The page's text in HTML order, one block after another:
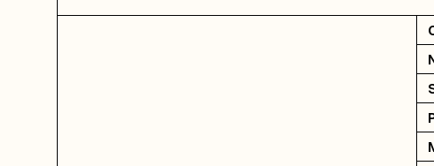
Sezione di Bassano del
Fotoriproduzione